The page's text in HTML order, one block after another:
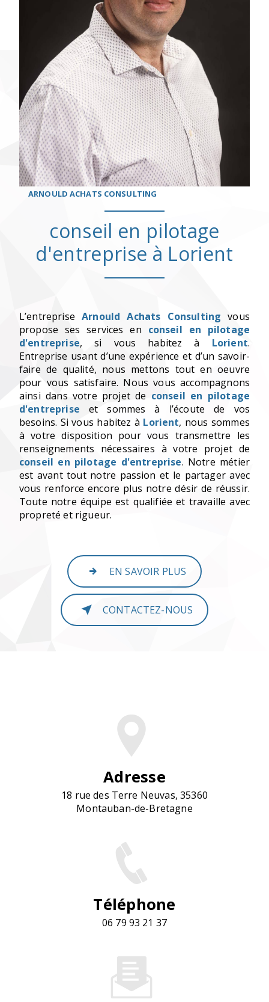
ARNOULD ACHATS CONSULTING
conseil en pilotage
d'entreprise à Lorient
L’entrepriseArnould Achats Consulting vous
propose ses services en conseil en pilotage
d'entreprise, si vous habitez à Lorient.
Entreprise usant d’une expérience et d’un savoir-
faire de qualité, nous mettons tout en oeuvre
pour vous satisfaire. Nous vous accompagnons
ainsi dans votre projet de conseil en pilotage
d'entreprise et sommes à l’écoute de vos
besoins. Si vous habitez à Lorient, nous sommes
à votre disposition pour vous transmettre les
renseignements nécessaires à votre projet de
conseil en pilotage d'entreprise. Notre métier
est avant tout notre passion et le partager avec
vous renforce encore plus notre désir de réussir.
Toute notre équipe est qualifiée et travaille avec
propreté et rigueur.
EN SAVOIR PLUS
CONTACTEZ-NOUS
Adresse
18 rue des Terre Neuvas, 35360
Montauban-de-Bretagne
Téléphone
06 79 93 21 37